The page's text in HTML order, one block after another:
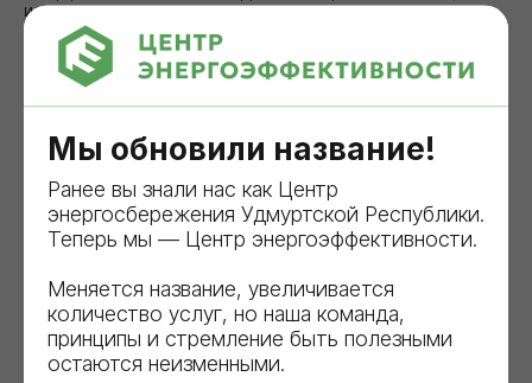
Мы обновили название!
Ранее вы знали нас как Центр
энергосбережения Удмуртской Республики.
Теперь мы — Центр энергоэффективности.
Меняется название, увеличивается
количество услуг, но наша команда,
принципы и стремление быть полезными
остаются неизменными.
или на открытых пространствах.
ПРОГРАММНЫЕКОМПЛЕКСЫ